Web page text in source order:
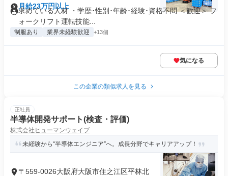
月給23万円以上
求めている人材 ・学歴･性別･年齢･経験･資格不問 ＜歓迎＞ フ
ォークリフト運転技能...
制服あり 業界未経験歓迎 +13個
気になる
この企業の類似求人を見る
正社員
半導体開発サポート(検査・評価)
株式会社ヒューマンウェイブ
未経験から“半導体エンジニア”へ。成長分野でキャリアアップ！
〒559-0026大阪府大阪市住之江区平林北